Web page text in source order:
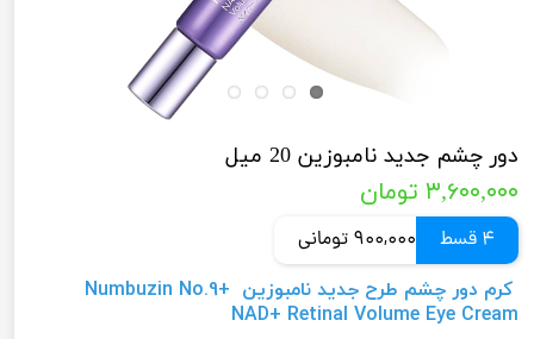
دور چشم جدید نامبوزین 20 میل
۳,۶۰۰,۰۰۰ تومان
4 قسط 900,000 تومانی
کرم دور چشم طرح جدید نامبوزین Numbuzin No.9+
NAD+ Retinal Volume Eye Cream